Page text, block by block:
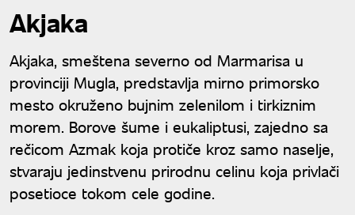
Akjaka
Akjaka, smeštena severno od Marmarisa u
provinciji Mugla, predstavlja mirno primorsko
mesto okruženo bujnim zelenilom i tirkiznim
morem. Borove šume i eukaliptusi, zajedno sa
rečicom Azmak koja protiče kroz samo naselje,
stvaraju jedinstvenu prirodnu celinu koja privlači
posetioce tokom cele godine.